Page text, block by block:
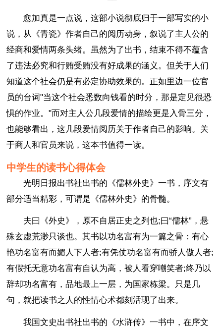
愈加真是一点说，这部小说彻底归于一部写实的小
说，从《青瓷》作者自己的阅历动身，叙说了主人公的
经商和爱情两条头绪。虽然为了出书，结束不得不蕴含
了违法必究和行贿受贿没有好成果的涵义。但关于人们
知道这个社会仍是有必定协助效果的。正如里边一位官
员的台词"当这个社会悉数向钱看的时分，那是定见很恐
惧的作业。"而对主人公几段爱情的描绘更是入骨三分，
也能够看出，这几段爱情阅历关于作者自己的影响。关
于商人和官员来说，这本书值得一读。
中学生的读书心得体会
光明日报出书社出书的《儒林外史》一书，序文有
部分适当精彩，可谓是《儒林外史》的骨髓。
夫曰《外史》，原不自居正史之列也;曰“儒林”，悬
殊玄虚荒渺只谈也。其书以功名富有为一篇之骨：有心
艳功名富有而媚人下人者;有凭仗功名富有而骄人傲人者;
有假托无意功名富有自认为高，被人看穿嘲笑者;终乃以
辞却功名富有，品地最上一层，为国家栋梁。只是几
句，就把读书之人的性情心术都刻活现了出来。
我国文史出书社出书的《水浒传》一书中，在序文